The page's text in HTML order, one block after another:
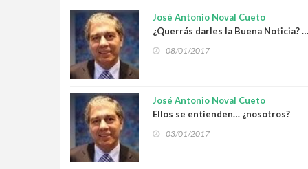
José Antonio Noval Cueto
¿Querrás darles la Buena Noticia? …
08/01/2017
José Antonio Noval Cueto
Ellos se entienden… ¿nosotros?
03/01/2017